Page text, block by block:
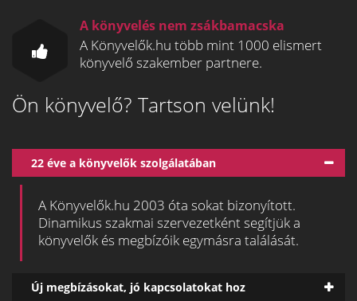
A könyvelés nem zsákbamacska
A Könyvelők.hu több mint 1000 elismert
könyvelő szakember partnere.
Ön könyvelő? Tartson velünk!
22 éve a könyvelők szolgálatában
A Könyvelők.hu 2003 óta sokat bizonyított.
Dinamikus szakmai szervezetként segítjük a
könyvelők és megbízóik egymásra találását.
Új megbízásokat, jó kapcsolatokat hoz